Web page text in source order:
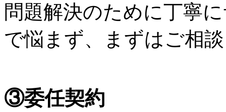
問題解決のために丁寧
で悩まず、まずはご相
③委任契約